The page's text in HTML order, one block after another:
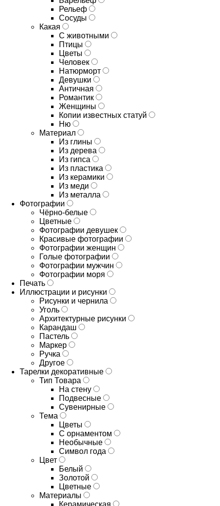
Рельеф
Сосуды
Какая
С животными
Птицы
Цветы
Человек
Натюрморт
Девушки
Античная
Романтик
Женщины
Копии известных статуй
Ню
Материал
Из глины
Из дерева
Из гипса
Из пластика
Из керамики
Из меди
Из металла
Фотографии
Чёрно-белые
Цветные
Фотографии девушек
Красивые фотографии
Фотографии женщин
Голые фотографии
Фотографии мужчин
Фотографии моря
Печать
Иллюстрации и рисунки
Рисунки и чернила
Уголь
Архитектурные рисунки
Карандаш
Пастель
Маркер
Ручка
Другое
Тарелки декоративные
Тип Товара
На стену
Подвесные
Сувенирные
Тема
Цветы
С орнаментом
Необычные
Символ года
Цвет
Белый
Золотой
Цветные
Материалы
Керамическая